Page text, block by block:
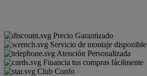
Precio Garantizado
Servicio de montaje disponible
Atención Personalizada
Financia tus compras fácilmente
Club Confo